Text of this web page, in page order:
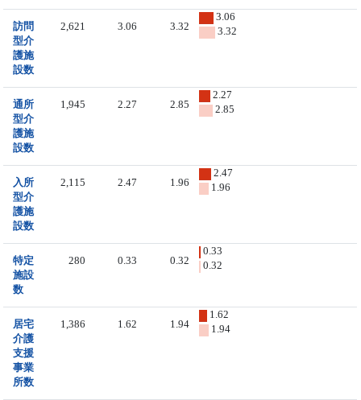
訪問
型介
護施
設数
2,621 3.06 3.32
3.06
3.32
通所
型介
護施
設数
1,945 2.27 2.85
2.27
2.85
入所
型介
護施
設数
2,115 2.47 1.96
2.47
1.96
特定
施設
数
280 0.33 0.32
0.33
0.32
居宅
介護
支援
事業
所数
1,386 1.62 1.94
1.62
1.94